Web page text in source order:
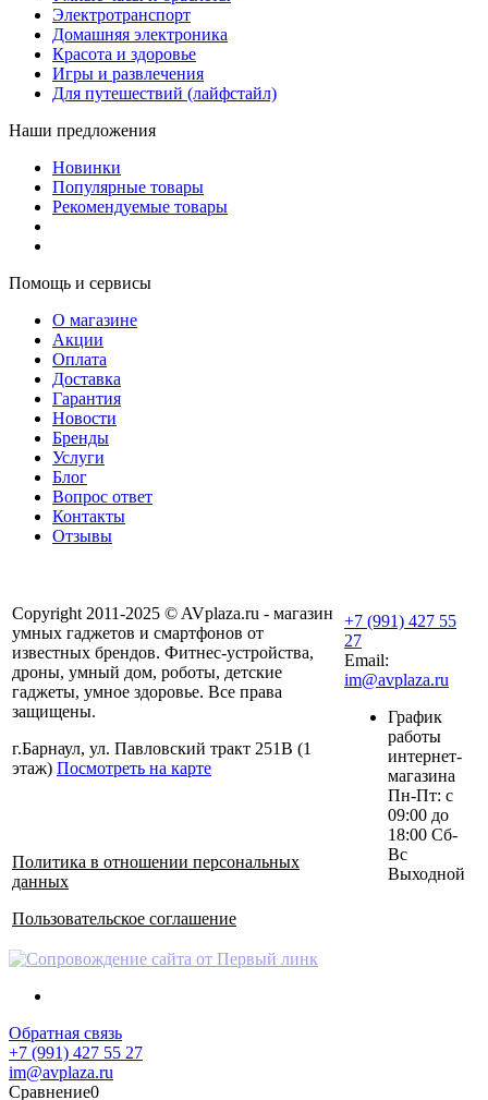
Электротранспорт
Домашняя электроника
Красота и здоровье
Игры и развлечения
Для путешествий (лайфстайл)
Наши предложения
Новинки
Популярные товары
Рекомендуемые товары
Помощь и сервисы
О магазине
Акции
Оплата
Доставка
Гарантия
Новости
Бренды
Услуги
Блог
Вопрос ответ
Контакты
Отзывы
Copyright 2011-2025 © AVplaza.ru - магазин
умных гаджетов и смартфонов от
известных брендов. Фитнес-устройства,
дроны, умный дом, роботы, детские
гаджеты, умное здоровье. Все права
защищены.
г.Барнаул, ул. Павловский тракт 251В (1
этаж) Посмотреть на карте
Политика в отношении персональных
данных
Пользовательское соглашение
+7 (991) 427 55
27
Email:
im@avplaza.ru
График
работы
интернет-
магазина
Пн-Пт: с
09:00 до
18:00 Сб-
Вс
Выходной
Обратная связь
+7 (991) 427 55 27
im@avplaza.ru
Сравнение0